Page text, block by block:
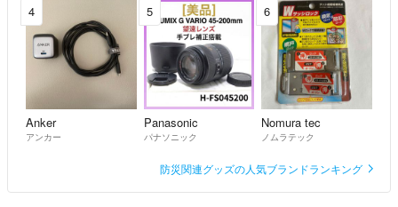
4
Anker
アンカー
5
Panasonic
パナソニック
6
Nomura tec
ノムラテック
防災関連グッズの人気ブランドランキング